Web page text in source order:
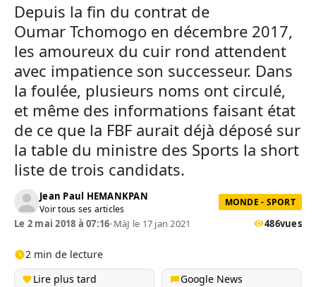
Depuis la fin du contrat de
Oumar Tchomogo en décembre 2017,
les amoureux du cuir rond attendent
avec impatience son successeur. Dans
la foulée, plusieurs noms ont circulé,
et même des informations faisant état
de ce que la FBF aurait déjà déposé sur
la table du ministre des Sports la short
liste de trois candidats.
Jean Paul HEMANKPAN
Voir tous ses articles
MONDE - SPORT
Le 2 mai 2018 à 07:16•MàJ le 17 jan 2021 486vues
2 min de lecture
Lire plus tard
Google News